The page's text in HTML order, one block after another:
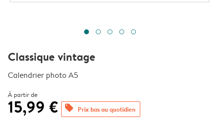
Classique vintage
Calendrier photo A5
À partir de
15,99 € offers Prix bas au quotidien